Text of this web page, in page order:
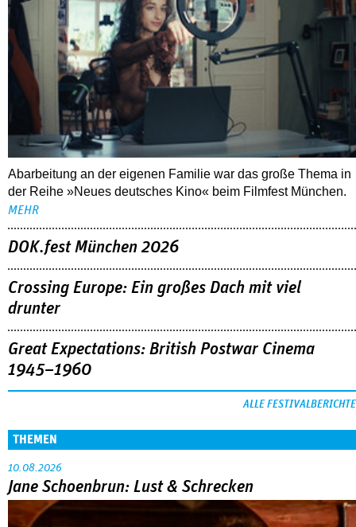
Abarbeitung an der eigenen Familie war das große Thema in
der Reihe »Neues deutsches Kino« beim Filmfest München.
MEHR
DOK.fest München 2026
Crossing Europe: Ein großes Dach mit viel
drunter
Great Expectations: British Postwar Cinema
1945–1960
ALLE FESTIVALBERICHTE
THEMEN
10.08.2026
Jane Schoenbrun: Lust & Schrecken